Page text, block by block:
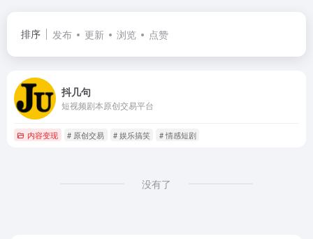
排序 发布 更新 浏览 点赞
抖几句
短视频剧本原创交易平台
内容变现 # 原创交易 # 娱乐搞笑 # 情感短剧
没有了